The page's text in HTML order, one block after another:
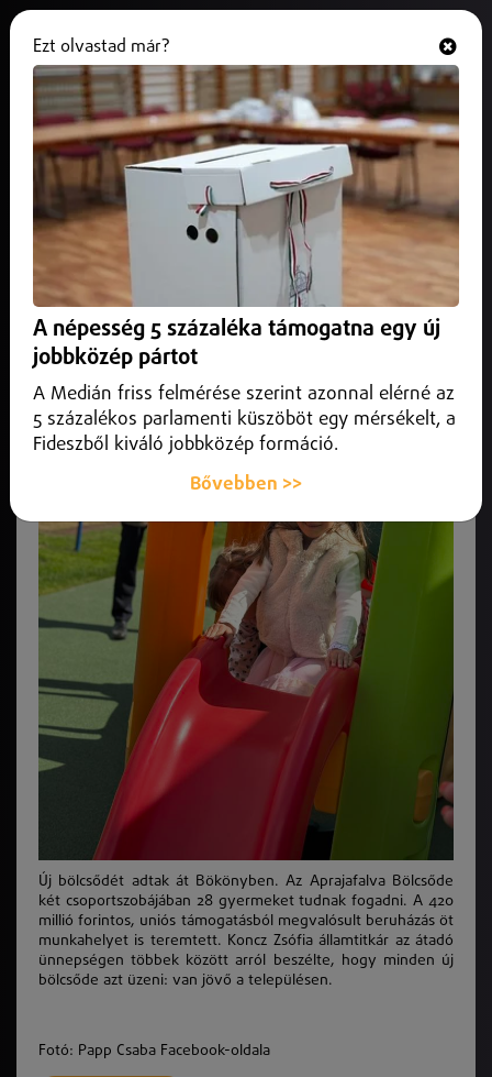
Bölcsődét adtak át Bökönyben
2025. május 10. Szabolcs-Szatmár-Bereg vármegye
Az Aprajafalva Bölcsőde két csoportszobájában 28
gyermeket tudnak fogadni.
Új bölcsődét adtak át Bökönyben. Az Aprajafalva Bölcsőde
két csoportszobájában 28 gyermeket tudnak fogadni. A 420
millió forintos, uniós támogatásból megvalósult beruházás öt
munkahelyet is teremtett. Koncz Zsófia államtitkár az átadó
ünnepségen többek között arról beszélte, hogy minden új
bölcsőde azt üzeni: van jövő a településen.
Fotó: Papp Csaba Facebook-oldala
Ezt olvastad már?
A népesség 5 százaléka támogatna egy új
jobbközép pártot
A Medián friss felmérése szerint azonnal elérné az
5 százalékos parlamenti küszöböt egy mérsékelt, a
Fideszből kiváló jobbközép formáció.
Bővebben >>